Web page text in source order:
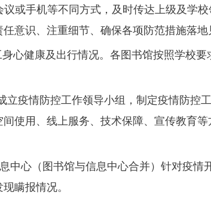
议或手机等不同方式，及时传达上级及学
意识、注重细节、确保各项防范措施落地
心健康及出行情况。各图书馆按照学校
立疫情防控工作领导小组，制定疫情防控
使用、线上服务、技术保障、宣传教育
中心（图书馆与信息中心合并）针对疫
瞒报情况。